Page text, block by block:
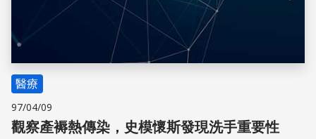
醫療
97/04/09
觀察產褥熱傳染，史模懷斯發現洗手重要性